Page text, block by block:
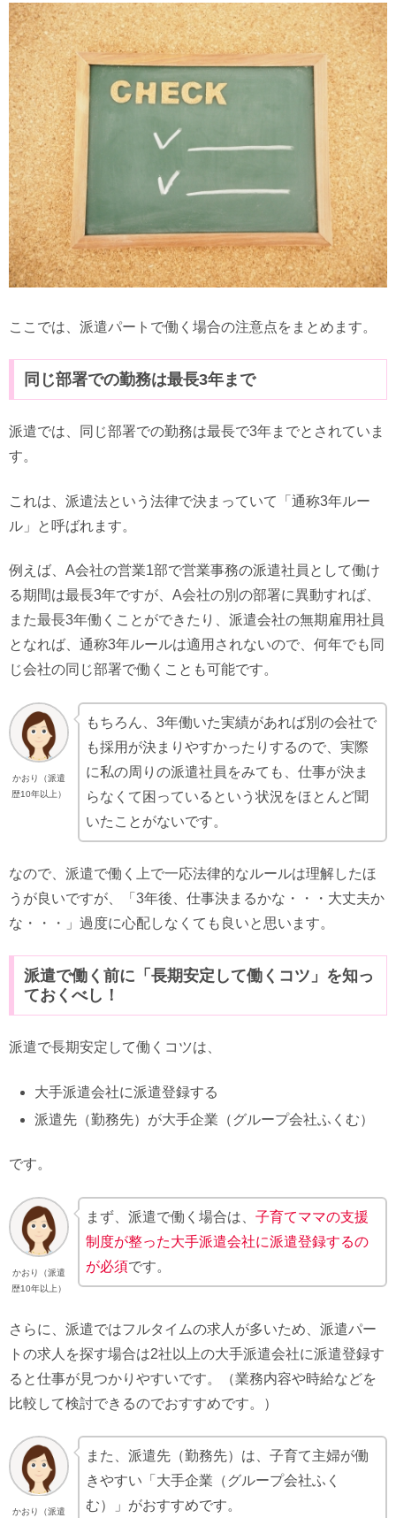
ここでは、派遣パートで働く場合の注意点をまとめます。
同じ部署での勤務は最長3年まで
派遣では、同じ部署での勤務は最長で3年までとされていま
す。
これは、派遣法という法律で決まっていて「通称3年ルー
ル」と呼ばれます。
例えば、A会社の営業1部で営業事務の派遣社員として働け
る期間は最長3年ですが、A会社の別の部署に異動すれば、
また最長3年働くことができたり、派遣会社の無期雇用社員
となれば、通称3年ルールは適用されないので、何年でも同
じ会社の同じ部署で働くことも可能です。
かおり（派遣
歴10年以上）
もちろん、3年働いた実績があれば別の会社で
も採用が決まりやすかったりするので、実際
に私の周りの派遣社員をみても、仕事が決ま
らなくて困っているという状況をほとんど聞
いたことがないです。
なので、派遣で働く上で一応法律的なルールは理解したほ
うが良いですが、「3年後、仕事決まるかな・・・大丈夫か
な・・・」過度に心配しなくても良いと思います。
派遣で働く前に「長期安定して働くコツ」を知っ
ておくべし！
派遣で長期安定して働くコツは、
大手派遣会社に派遣登録する
派遣先（勤務先）が大手企業（グループ会社ふくむ）
です。
かおり（派遣
歴10年以上）
まず、派遣で働く場合は、子育てママの支援
制度が整った大手派遣会社に派遣登録するの
が必須です。
さらに、派遣ではフルタイムの求人が多いため、派遣パー
トの求人を探す場合は2社以上の大手派遣会社に派遣登録す
ると仕事が見つかりやすいです。（業務内容や時給などを
比較して検討できるのでおすすめです。）
かおり（派遣
また、派遣先（勤務先）は、子育て主婦が働
きやすい「大手企業（グループ会社ふく
む）」がおすすめです。